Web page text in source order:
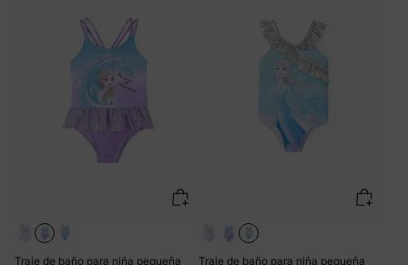
Traje de baño para niña pequeña
Traje de baño para niña pequeña